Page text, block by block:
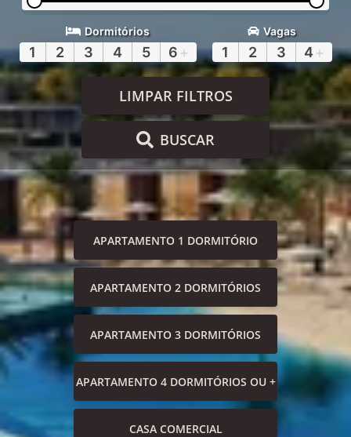
Dormitórios
1 2 3 4 5 6 +
Vagas
1 2 3 4 +
LIMPAR FILTROS
BUSCAR
APARTAMENTO 1 DORMITÓRIO
APARTAMENTO 2 DORMITÓRIOS
APARTAMENTO 3 DORMITÓRIOS
APARTAMENTO 4 DORMITÓRIOS OU +
CASA COMERCIAL